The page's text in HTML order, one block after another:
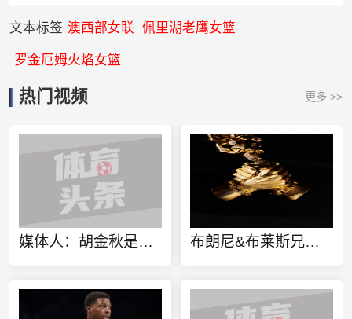
文本标签 澳西部女联 佩里湖老鹰女篮
罗金厄姆火焰女篮
热门视频 更多 >>
媒体人：胡金秋是否会离队还不确定 广厦收到一些报价 且金额不低 布朗尼&布莱斯兄弟定制同款金项链 灵感来源于兄弟之情